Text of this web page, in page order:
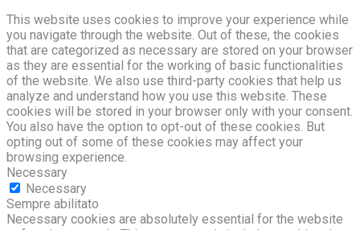
This website uses cookies to improve your experience while
you navigate through the website. Out of these, the cookies
that are categorized as necessary are stored on your browser
as they are essential for the working of basic functionalities
of the website. We also use third-party cookies that help us
analyze and understand how you use this website. These
cookies will be stored in your browser only with your consent.
You also have the option to opt-out of these cookies. But
opting out of some of these cookies may affect your
browsing experience.
Necessary
Necessary
Sempre abilitato
Necessary cookies are absolutely essential for the website